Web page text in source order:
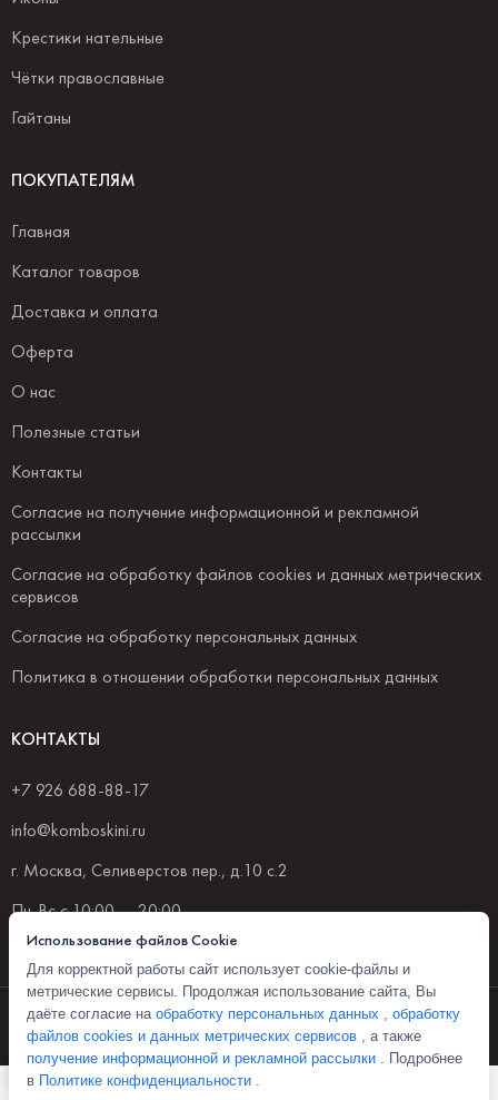
Крестики нательные
Чётки православные
Гайтаны
ПОКУПАТЕЛЯМ
Главная
Каталог товаров
Доставка и оплата
Оферта
О нас
Полезные статьи
Контакты
Согласие на получение информационной и рекламной
рассылки
Согласие на обработку файлов cookies и данных метрических
сервисов
Согласие на обработку персональных данных
Политика в отношении обработки персональных данных
КОНТАКТЫ
+7 926 688-88-17
info@komboskini.ru
г. Москва, Селиверстов пер., д.10 с.2
Пн-Вс с 10:00 — 20:00
© 2026 Комбоскини 1922
Политика конфиденциальности
Использование файлов Cookie
Для корректной работы сайт использует cookie-файлы и
метрические сервисы. Продолжая использование сайта, Вы
даёте согласие на обработку персональных данных , обработку
файлов cookies и данных метрических сервисов , а также
получение информационной и рекламной рассылки . Подробнее
в Политике конфиденциальности .